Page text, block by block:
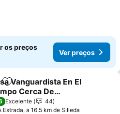
os preços
Ver preços
Adicionar aos favoritos
Vanguardista En El
Cerca De
preços
Excelente
44
Estrada, a 16.5 km de Silleda